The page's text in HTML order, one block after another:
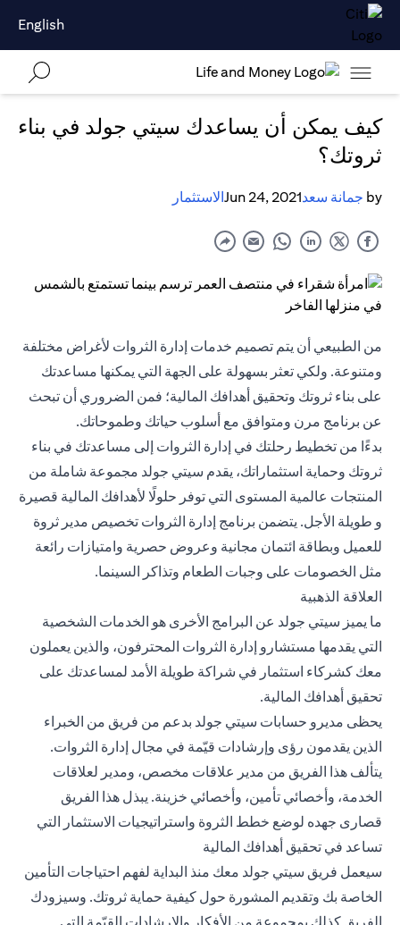
English
كيف يمكن أن يساعدك سيتي جولد في بناء
ثروتك؟
by جمانة سعدJun 24, 2021الاستثمار
من الطبيعي أن يتم تصميم خدمات إدارة الثروات لأغراض مختلفة
ومتنوعة. ولكي تعثر بسهولة على الجهة التي يمكنها مساعدتك
على بناء ثروتك وتحقيق أهدافك المالية؛ فمن الضروري أن تبحث
عن برنامج مرن ومتوافق مع أسلوب حياتك وطموحاتك.
بدءًا من تخطيط رحلتك في إدارة الثروات إلى مساعدتك في بناء
ثروتك وحماية استثماراتك، يقدم سيتي جولد مجموعة شاملة من
المنتجات عالمية المستوى التي توفر حلولًا لأهدافك المالية قصيرة
و طويلة الأجل. يتضمن برنامج إدارة الثروات تخصيص مدير ثروة
للعميل وبطاقة ائتمان مجانية وعروض حصرية وامتيازات رائعة
مثل الخصومات على وجبات الطعام وتذاكر السينما.
العلاقة الذهبية
ما يميز سيتي جولد عن البرامج الأخرى هو الخدمات الشخصية
التي يقدمها مستشارو إدارة الثروات المحترفون، والذين يعملون
معك كشركاء استثمار في شراكة طويلة الأمد لمساعدتك على
تحقيق أهدافك المالية.
يحظى مديرو حسابات سيتي جولد بدعم من فريق من الخبراء
الذين يقدمون رؤى وإرشادات قيّمة في مجال إدارة الثروات.
يتألف هذا الفريق من مدير علاقات مخصص، ومدير لعلاقات
الخدمة، وأخصائي تأمين، وأخصائي خزينة. يبذل هذا الفريق
قصارى جهده لوضع خطط الثروة واستراتيجيات الاستثمار التي
تساعد في تحقيق أهدافك المالية
سيعمل فريق سيتي جولد معك منذ البداية لفهم احتياجات التأمين
الخاصة بك وتقديم المشورة حول كيفية حماية ثروتك. وسيزودك